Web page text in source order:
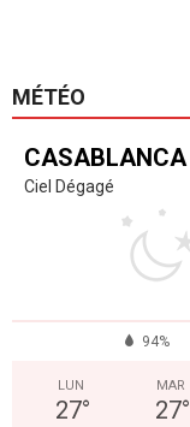
MÉTÉO
CASABLANCA
Ciel Dégagé
94%
LUN
27°
MAR
27°